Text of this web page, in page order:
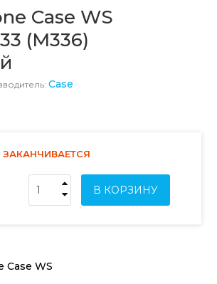
Case WS
(M336)
Case
ЗАКАНЧИВАЕТСЯ
В КОРЗИНУ
Case WS